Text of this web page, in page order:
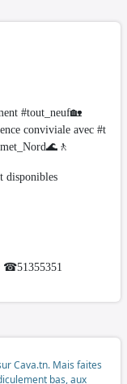
#tout_neuf🏡
conviviale avec #t
disponibles
☎51355351
Cava.tn. Mais faites
bas, aux